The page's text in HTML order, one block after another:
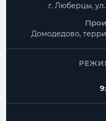
г. Люберцы, ул.
Домодедово,